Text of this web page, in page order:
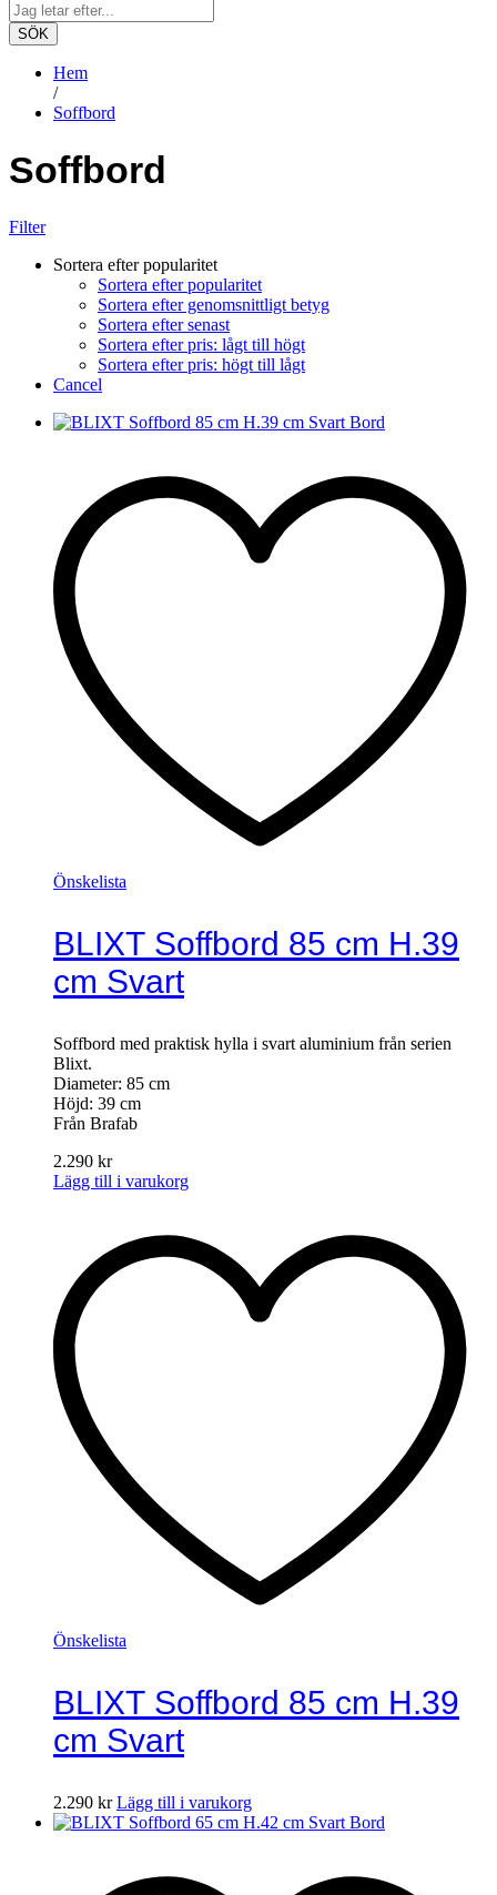
SÖK
Hem
/
Soffbord
Soffbord
Filter
Sortera efter popularitet
Sortera efter popularitet
Sortera efter genomsnittligt betyg
Sortera efter senast
Sortera efter pris: lågt till högt
Sortera efter pris: högt till lågt
Cancel
Önskelista
BLIXT Soffbord 85 cm H.39
cm Svart
Soffbord med praktisk hylla i svart aluminium från serien
Blixt.
Diameter: 85 cm
Höjd: 39 cm
Från Brafab
2.290 kr
Lägg till i varukorg
Önskelista
BLIXT Soffbord 85 cm H.39
cm Svart
2.290 kr Lägg till i varukorg